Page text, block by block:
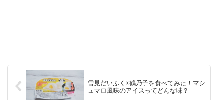
雪見だいふく×鶴乃子を食べてみた！マシ
ュマロ風味のアイスってどんな味？